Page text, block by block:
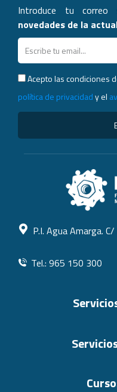
Introduce tu correo
novedades de la
Acepto las condiciones
política de privacidady el
P.I. Agua Amarga.
Tel.: 965 150 300